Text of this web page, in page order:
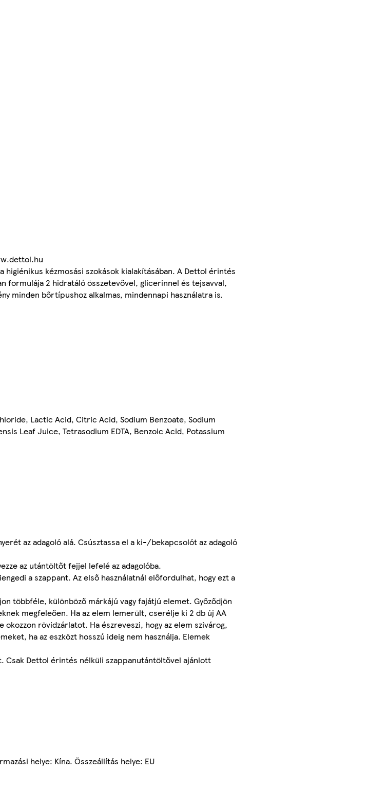
kézmosási szokások kialakításában. A Dettol érintés
formulája 2 hidratáló összetevővel, glicerinnel és tejsavval,
minden bőrtípushoz alkalmas, mindennapi használatra is.
Lactic Acid, Citric Acid, Sodium Benzoate, Sodium
Leaf Juice, Tetrasodium EDTA, Benzoic Acid, Potassium
az adagoló alá. Csúsztassa el a ki-/bekapcsolót az adagoló
az utántöltőt fejjel lefelé az adagolóba.
a szappant. Az első használatnál előfordulhat, hogy ezt a
többféle, különböző márkájú vagy fajátjú elemet. Győződjön
megfeleően. Ha az elem lemerült, cserélje ki 2 db új AA
rövidzárlatot. Ha észreveszi, hogy az elem szivárog,
ha az eszközt hosszú ideig nem használja. Elemek
Csak Dettol érintés nélküli szappanutántöltővel ajánlott
helye: Kína. Összeállítás helye: EU